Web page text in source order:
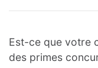
Est-ce que votre
des primes